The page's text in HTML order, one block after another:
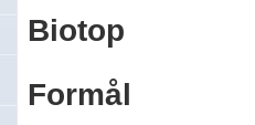
Biotop
Formål